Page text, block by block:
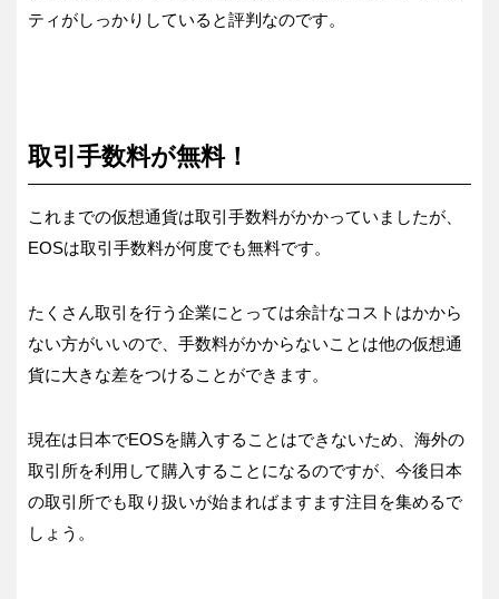
ティがしっかりしていると評判なのです。
取引手数料が無料！
これまでの仮想通貨は取引手数料がかかっていましたが、
EOSは取引手数料が何度でも無料です。
たくさん取引を行う企業にとっては余計なコストはかから
ない方がいいので、手数料がかからないことは他の仮想通
貨に大きな差をつけることができます。
現在は日本でEOSを購入することはできないため、海外の
取引所を利用して購入することになるのですが、今後日本
の取引所でも取り扱いが始まればますます注目を集めるで
しょう。